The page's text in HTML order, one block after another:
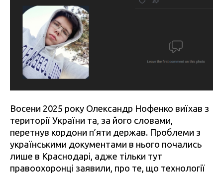
Восени 2025 року Олександр Нофенко виїхав з
території України та, за його словами,
перетнув кордони п’яти держав. Проблеми з
українськими документами в нього почались
лише в Краснодарі, адже тільки тут
правоохоронці заявили, про те, що технології